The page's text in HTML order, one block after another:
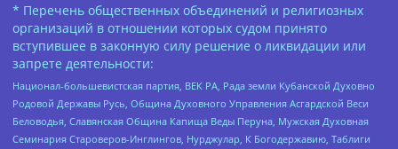
* Перечень общественных объединений и религиозных
организаций в отношении которых судом принято
вступившее в законную силу решение о ликвидации или
запрете деятельности:
Национал-большевистская партия, ВЕК РА, Рада земли Кубанской Духовно
Родовой Державы Русь, Община Духовного Управления Асгардской Веси
Беловодья, Славянская Община Капища Веды Перуна, Мужская Духовная
Семинария Староверов-Инглингов, Нурджулар, К Богодержавию, Таблиги